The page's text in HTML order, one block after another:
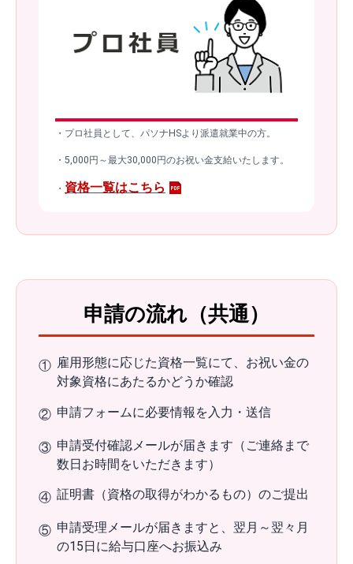
・プロ社員として、パソナHSより派遣就業中の方。
・5,000円～最大30,000円のお祝い金支給いたします。
・ 資格一覧はこちら
申請の流れ（共通）
① 雇用形態に応じた資格一覧にて、お祝い金の
対象資格にあたるかどうか確認
② 申請フォームに必要情報を入力・送信
③ 申請受付確認メールが届きます（ご連絡まで
数日お時間をいただきます）
④ 証明書（資格の取得がわかるもの）のご提出
⑤ 申請受理メールが届きますと、翌月～翌々月
の15日に給与口座へお振込み